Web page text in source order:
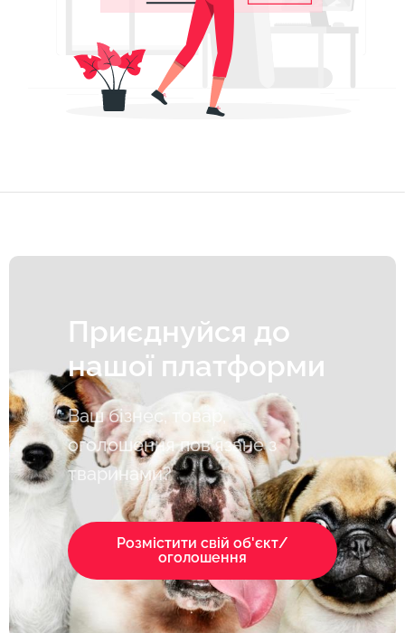
Приєднуйся до
нашої платформи
Ваш бізнес, товар,
оголошення пов’язане з
тваринами?
Розмістити свій об'єкт/
оголошення